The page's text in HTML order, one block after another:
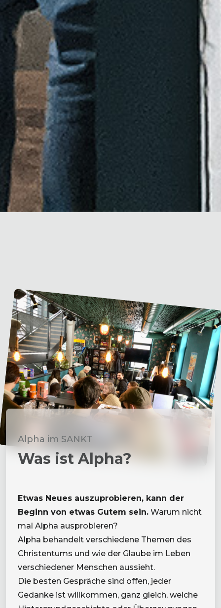
Alpha im SANKT
Was ist Alpha?
Etwas Neues auszuprobieren, kann der
Beginn von etwas Gutem sein. Warum nicht
mal Alpha ausprobieren?
Alpha behandelt verschiedene Themen des
Christentums und wie der Glaube im Leben
verschiedener Menschen aussieht.
Die besten Gespräche sind offen, jeder
Gedanke ist willkommen, ganz gleich, welche